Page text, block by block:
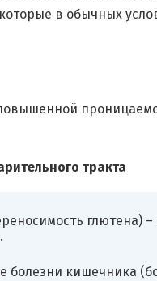
в обычных
тракта
глютена)
болезни кишечника